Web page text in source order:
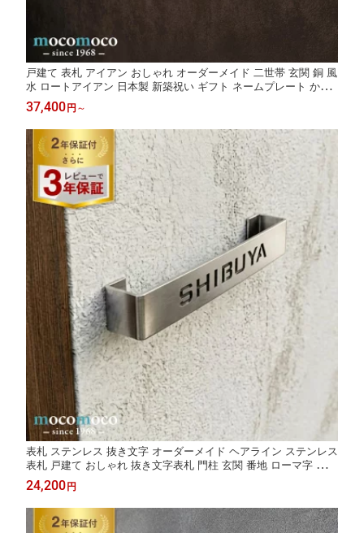
戸建て 表札 アイアン おしゃれ オーダーメイド 二世帯 玄関 銅 風
水 ロートアイアン 日本製 新築祝い ギフト ネームプレート かわ
いい シンプル 槌目 アルファベット 叩き加工 モダン アイアン表
札 送料無料【Jey type-02】
37,400円 ～
表札 ステンレス 抜き文字 オーダーメイド ヘアライン ステンレス
表札 戸建て おしゃれ 抜き文字表札 門柱 玄関 番地 ローマ字 アル
ファベット シンプル モダン 重厚 ネームプレート 日本製 新築祝
い ギフト 送料無料【Cool type-02】
24,200円